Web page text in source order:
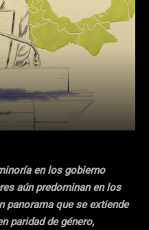
en los gobierno
aún predominan en los
panorama que se extiende
paridad de género,